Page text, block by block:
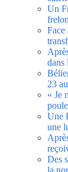
Un
Face
dans
23
« Je
Une
une
Des
la